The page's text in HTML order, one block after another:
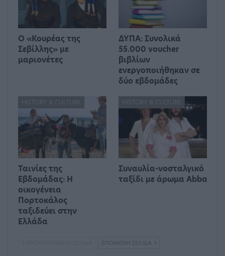
Ο «Κουρέας της
Σεβίλλης» με
μαριονέτες
ΔΥΠΑ: Συνολικά
55.000 voucher
βιβλίων
ενεργοποιήθηκαν σε
δύο εβδομάδες
HISTORY & CULTURE
Ταινίες της
Εβδομάδας: Η
οικογένεια
Πορτοκάλος
ταξιδεύει στην
Ελλάδα
HISTORY & CULTURE
Συναυλία-νοσταλγικό
ταξίδι με άρωμα Abba
ΕΠΌΜΕΝΗ ΣΕΛΊΔΑ